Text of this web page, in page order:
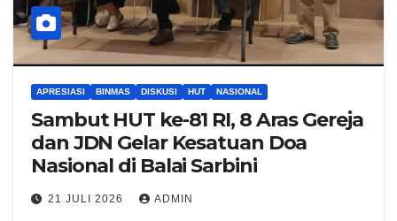
APRESIASI BINMAS DISKUSI HUT NASIONAL
Sambut HUT ke-81 RI, 8 Aras Gereja
dan JDN Gelar Kesatuan Doa
Nasional di Balai Sarbini
21 JULI 2026 ADMIN